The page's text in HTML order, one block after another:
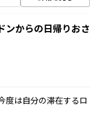
ンからの日帰りおさ
度は自分の滞在するロ